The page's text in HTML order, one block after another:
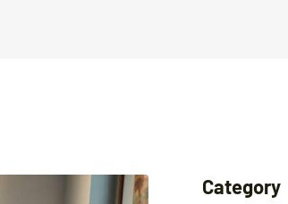
Category